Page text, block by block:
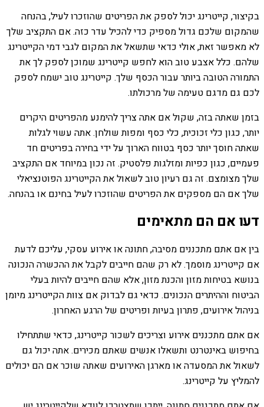
בקיצור, קייטרינג יכול לספק את הפריטים שהוזכרו לעיל, בהנחה
שהמקום שלכם גדול מספיק כדי להכיל עדר כזה. אם התקציב שלך
לא מאפשר זאת, אולי כדאי שתשאל את המקום לגבי דמי הקייטרינג
שלהם. כלל אצבע טוב הוא לחפש קייטרינג שמוכן לספק לך את
התמורה הטובה ביותר עבור הכסף שלך. קייטרינג טוב ישמח לספק
לכם גם מדגם טעימה של מרכולתו.
בזמן שאתה בזה, שקול אם אתה צריך להימנע מהפריטים היקרים
יותר, כגון כלי זכוכית, כלי כסף ומפות שולחן. אתה עשוי לגלות
שאתה חוסך יותר כסף בטווח הארוך על ידי בחירה בפריטים חד
פעמיים, כגון כפיות ומזלגות פלסטיק. זה נכון במיוחד אם התקציב
שלך מצומצם. זה גם רעיון טוב לשאול את הקייטרינג הפוטנציאלי
שלך אם הם מספקים את הפריטים שהוזכרו לעיל בחינם או בהנחה.
דעו אם הם מתאימים
בין אם אתם מתכננים מסיבה, חתונה או אירוע עסקי, עליכם לדעת
אם קייטרינג מוסמך. לא רק שהם חייבים לקבל את ההכשרה הנכונה
בנושא בטיחות מזון והכנת מזון, אלא שהם חייבים להיות בעלי
הביטוח וההיתרים הנכונים. כדאי גם לבדוק אם צוות הקייטרינג מיומן
בניהול אירועים, פתרון בעיות ופריטים של הרגע האחרון.
אם אתם מתכננים אירוע וצריכים לשכור קייטרינג, כדאי שתתחילו
בחיפוש באינטרנט ותשאלו אנשים שאתם מכירים. אתה יכול גם
לשאול את המסעדה או מארגן האירועים שאתה שוכר אם הם יכולים
להמליץ ​​על קייטרינג.